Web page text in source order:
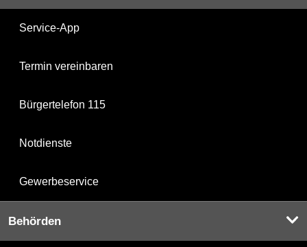
Service-App
Termin vereinbaren
Bürgertelefon 115
Notdienste
Gewerbeservice
Behörden